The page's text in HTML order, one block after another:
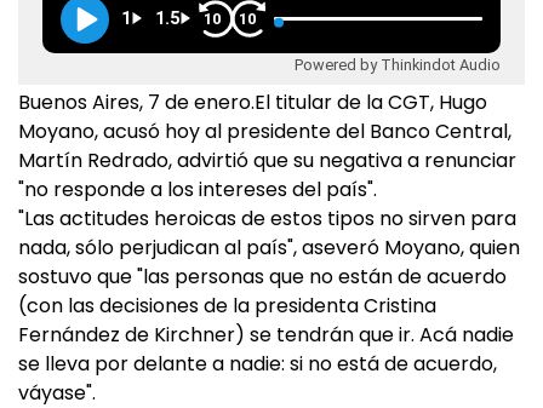
1 1.5 10 10
Powered by Thinkindot Audio
Buenos Aires, 7 de enero.El titular de la CGT, Hugo
Moyano, acusó hoy al presidente del Banco Central,
Martín Redrado, advirtió que su negativa a renunciar
"no responde a los intereses del país".
"Las actitudes heroicas de estos tipos no sirven para
nada, sólo perjudican al país", aseveró Moyano, quien
sostuvo que "las personas que no están de acuerdo
(con las decisiones de la presidenta Cristina
Fernández de Kirchner) se tendrán que ir. Acá nadie
se lleva por delante a nadie: si no está de acuerdo,
váyase".